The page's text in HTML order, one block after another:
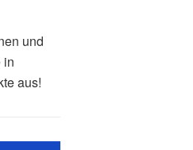
und
in
aus!